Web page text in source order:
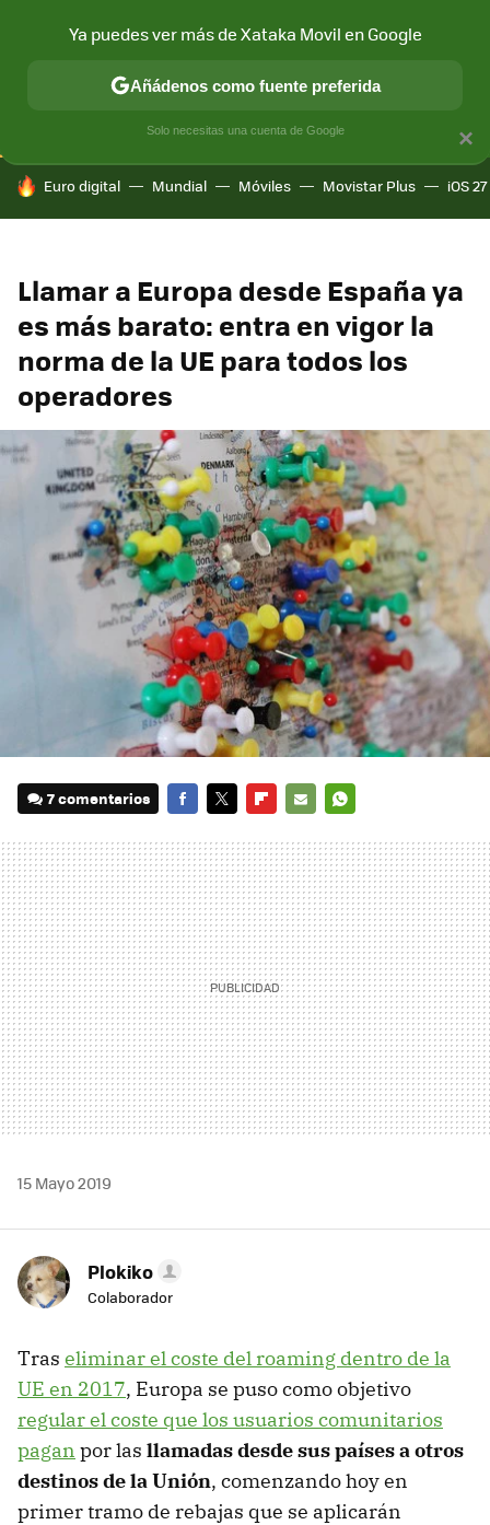
CONECTIVIDAD MÓVIL Y SOCIEDAD APLICACIONES
HOY SE HABLA DE
Euro digital Mundial Móviles Movistar Plus iOS 27
Llamar a Europa desde España ya
es más barato: entra en vigor la
norma de la UE para todos los
operadores
7 comentarios
MAIL
15 Mayo 2019
Plokiko
Colaborador
Tras eliminar el coste del roaming dentro de la
UE en 2017, Europa se puso como objetivo
regular el coste que los usuarios comunitarios
pagan por las llamadas desde sus países a otros
destinos de la Unión, comenzando hoy en
primer tramo de rebajas que se aplicarán
×
Ya puedes ver más de Xataka Movil en Google
Añádenos como fuente preferida
Solo necesitas una cuenta de Google